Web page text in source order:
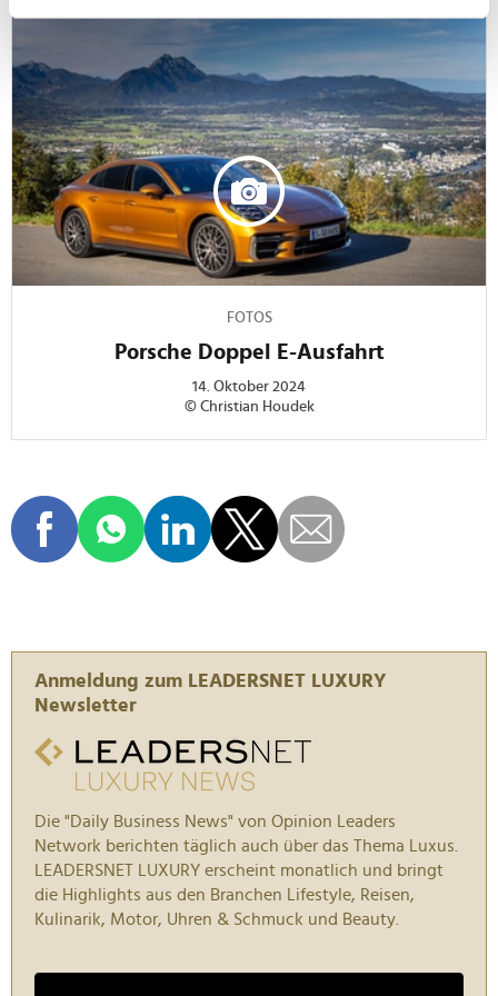
bestimmten Merkmalen (Fingerprinting) identifizieren
Erfahren Sie mehr darüber, wie Ihre persönlichen Daten
verarbeitet werden, und legen Sie Ihre Präferenzen im
Abschnitt Einzelheitenfest.
Wir verwenden Cookies, um Inhalte und Anzeigen zu
personalisieren, Funktionen für soziale Medien anbieten
zu können und die Zugriffe auf unsere Website zu
analysieren. Außerdem geben wir Informationen zu Ihrer
Verwendung unserer Website an unsere Partner für
soziale Medien, Werbung und Analysen weiter. Unsere
weiteren Daten zusammen, die Sie ihnen bereitgestellt
haben oder die sie im Rahmen Ihrer Nutzung der Dienste
FOTOS
Porsche Doppel E-Ausfahrt
14. Oktober 2024
© Christian Houdek
Anmeldung zum LEADERSNET LUXURY
Newsletter
Die "Daily Business News" von Opinion Leaders
Network berichten täglich auch über das Thema Luxus.
LEADERSNET LUXURY erscheint monatlich und bringt
die Highlights aus den Branchen Lifestyle, Reisen,
Kulinarik, Motor, Uhren & Schmuck und Beauty.